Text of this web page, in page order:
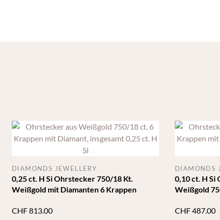
0,25 ct. H Si Ohrstecker 750/18 Kt.
Weißgold mit Diamanten 6 Krappen
DIAMONDS JEWELLERY
CHF813.00
0,10 ct. H Si
Weißgold
DIAMONDS
CHF487.00